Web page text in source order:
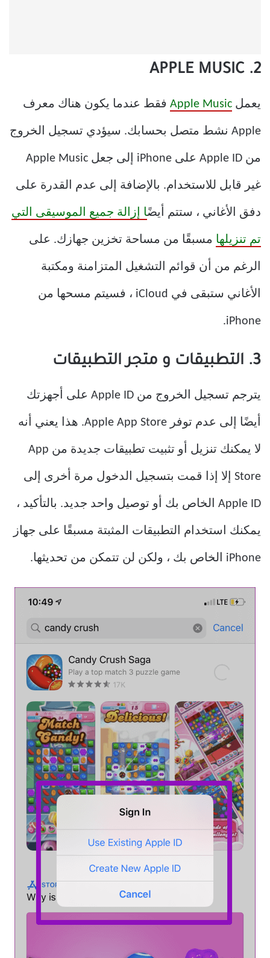
2. APPLE MUSIC
يعمل Apple Music فقط عندما يكون هناك معرف
Apple نشط متصل بحسابك. سيؤدي تسجيل الخروج
من Apple ID على iPhone إلى جعل Apple Music
غير قابل للاستخدام. بالإضافة إلى عدم القدرة على
دفق الأغاني ، ستتم أيضًا إزالة جميع الموسيقى التي
تم تنزيلها مسبقًا من مساحة تخزين جهازك. على
الرغم من أن قوائم التشغيل المتزامنة ومكتبة
الأغاني ستبقى في iCloud ، فسيتم مسحها من
iPhone.
3. التطبيقات و متجر التطبيقات
يترجم تسجيل الخروج من Apple ID على أجهزتك
أيضًا إلى عدم توفر Apple App Store. هذا يعني أنه
لا يمكنك تنزيل أو تثبيت تطبيقات جديدة من App
Store إلا إذا قمت بتسجيل الدخول مرة أخرى إلى
Apple ID الخاص بك أو توصيل واحد جديد. بالتأكيد ،
يمكنك استخدام التطبيقات المثبتة مسبقًا على جهاز
iPhone الخاص بك ، ولكن لن تتمكن من تحديثها.